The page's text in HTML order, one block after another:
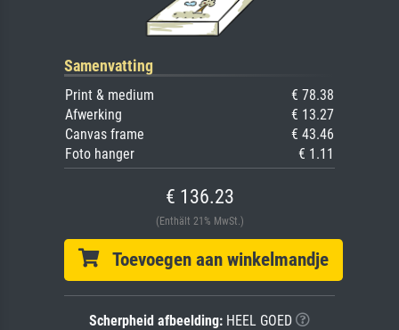
Samenvatting
Print & medium
€ 78.38
Afwerking
€ 13.27
Canvas frame
€ 43.46
Foto hanger
€ 1.11
€ 136.23
(Enthält 21% MwSt.)
Toevoegen aan winkelmandje
Scherpheid afbeelding: HEEL GOED